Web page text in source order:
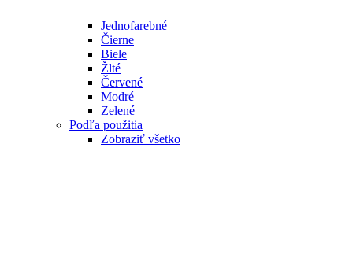
Jednofarebné
Čierne
Biele
Žlté
Červené
Modré
Zelené
Podľa použitia
Zobraziť všetko